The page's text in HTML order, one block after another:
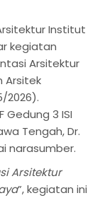
Institut
kegiatan
Arsitektur
Arsitek
2026).
Gedung 3 ISI
Tengah, Dr.
narasumber.
Arsitektur
”, kegiatan ini